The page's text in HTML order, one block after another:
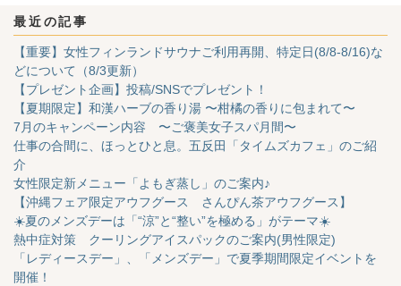
最近の記事
【重要】女性フィンランドサウナご利用再開、特定日(8/8-8/16)な
どについて（8/3更新）
【プレゼント企画】投稿/SNSでプレゼント！
【夏期限定】和漢ハーブの香り湯 〜柑橘の香りに包まれて〜
7月のキャンペーン内容 〜ご褒美女子スパ月間〜
仕事の合間に、ほっとひと息。五反田「タイムズカフェ」のご紹
介
女性限定新メニュー「よもぎ蒸し」のご案内♪
【沖縄フェア限定アウフグース さんぴん茶アウフグース】
☀️夏のメンズデーは「“涼”と“整い”を極める」がテーマ☀️
熱中症対策 クーリングアイスパックのご案内(男性限定)
「レディースデー」、「メンズデー」で夏季期間限定イベントを
開催！